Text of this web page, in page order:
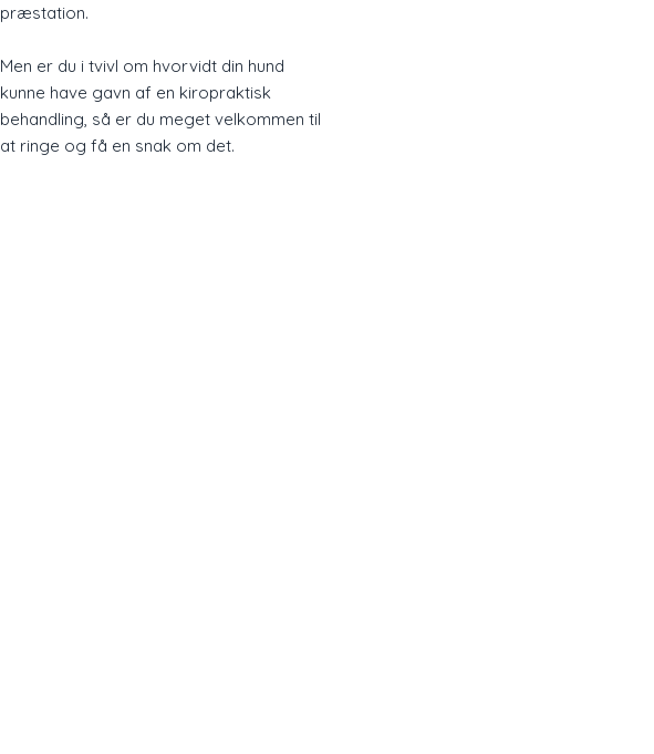
præstation.
Men er du i tvivl om hvorvidt din hund
kunne have gavn af en kiropraktisk
behandling, så er du meget velkommen til
at ringe og få en snak om det.